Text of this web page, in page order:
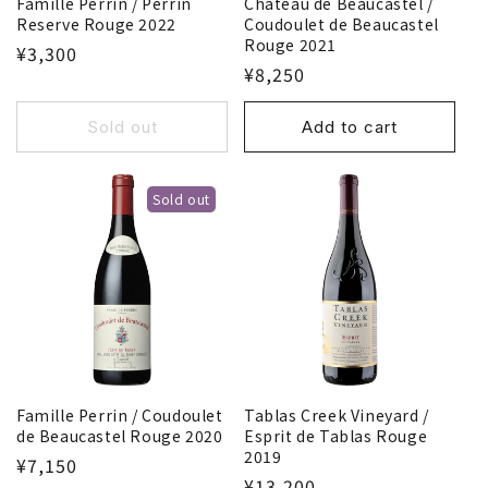
Reserve Rouge 2022
¥3,300
Sold out
Coudoulet de Beaucastel
Rouge 2021
¥8,250
Add to cart
Sold out
Famille Perrin / Coudoulet
de Beaucastel Rouge 2020
¥7,150
Tablas Creek Vineyard /
Esprit de Tablas Rouge
2019